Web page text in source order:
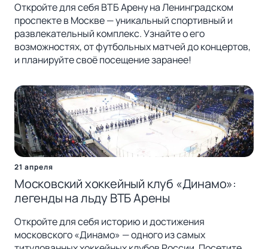
Откройте для себя ВТБ Арену на Ленинградском
проспекте в Москве — уникальный спортивный и
развлекательный комплекс. Узнайте о его
возможностях, от футбольных матчей до концертов,
и планируйте своё посещение заранее!
21 апреля
Московский хоккейный клуб «Динамо»:
легенды на льду ВТБ Арены
Откройте для себя историю и достижения
московского «Динамо» — одного из самых